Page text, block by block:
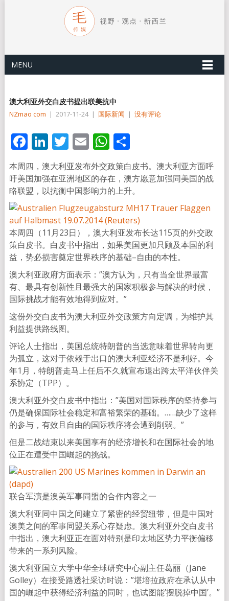
MENU
澳大利亚外交白皮书提出联美抗中
NZmao com | 2017-11-24 | 国际新闻 | 没有评论
Facebook
LinkedIn
Twitter
EmailWhatsApp
分
享
本周四，澳大利亚发布外交政策白皮书。澳大利亚方面呼
吁美国加强在亚洲地区的存在，澳方愿意加强同美国的战
略联盟，以抗衡中国影响力的上升。
本周四（11月23日），澳大利亚发布长达115页的外交政
策白皮书。白皮书中指出，如果美国更加只顾及本国的利
益，势必损害奠定世界秩序的基础–自由的本性。
澳大利亚政府方面表示：”澳方认为，只有当全世界最富
有、最具有创新性且最强大的国家积极参与解决的时候，
国际挑战才能有效地得到应对。”
这份外交白皮书为澳大利亚外交政策方向定调，为维护其
利益提供路线图。
评论人士指出，美国总统特朗普的当选意味着世界转向更
为孤立，这对于依赖于出口的澳大利亚经济不是利好。今
年1月，特朗普走马上任后不久就宣布退出跨太平洋伙伴关
系协定（TPP）。
澳大利亚外交白皮书中指出：”美国对国际秩序的坚持参与
仍是确保国际社会稳定和富裕繁荣的基础。……缺少了这样
的参与，有效且自由的国际秩序将会遭到削弱。”
但是二战结束以来美国享有的经济增长和在国际社会的地
位正在遭受中国崛起的挑战。
联合军演是澳美军事同盟的合作内容之一
澳大利亚同中国之间建立了紧密的经贸纽带，但是中国对
澳美之间的军事同盟关系心存疑虑。澳大利亚外交白皮书
中指出，澳大利亚正在面对特别是印太地区势力平衡偏移
带来的一系列风险。
澳大利亚国立大学中华全球研究中心副主任葛丽（Jane
Golley）在接受路透社采访时说：”堪培拉政府在承认从中
国的崛起中获得经济利益的同时，也试图能’摆脱掉中国’。”